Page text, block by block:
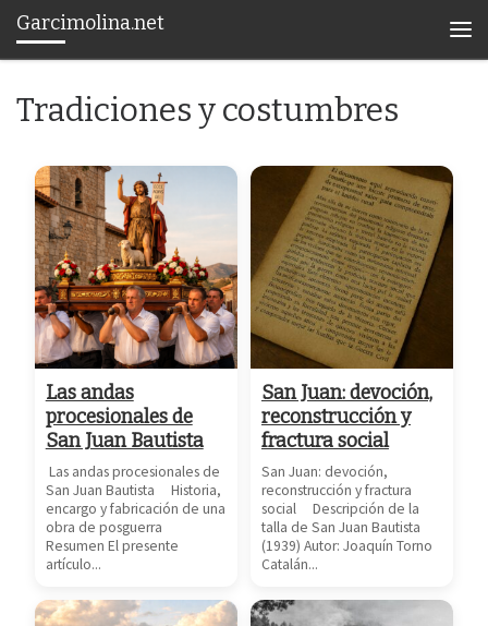
Saltar al contenido
Garcimolina.net
Tradiciones y costumbres
Las andas
procesionales de
San Juan Bautista
Las andas procesionales de
San Juan Bautista Historia,
encargo y fabricación de una
obra de posguerra
Resumen El presente
artículo...
San Juan: devoción,
reconstrucción y
fractura social
San Juan: devoción,
reconstrucción y fractura
social Descripción de la
talla de San Juan Bautista
(1939) Autor: Joaquín Torno
Catalán...